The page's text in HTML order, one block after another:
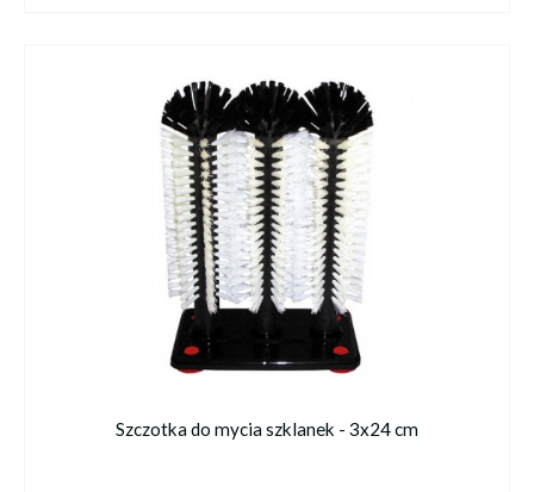
Szczotka do mycia szklanek - 3x24 cm